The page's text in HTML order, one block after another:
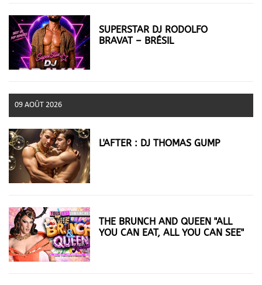
SUPERSTAR DJ RODOLFO
BRAVAT – BRÉSIL
09 AOÛT 2026
L'AFTER : DJ THOMAS GUMP
THE BRUNCH AND QUEEN "ALL
YOU CAN EAT, ALL YOU CAN SEE"